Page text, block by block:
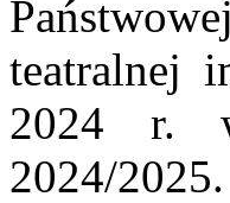
teatralnej
2024 r.
2024/2025.